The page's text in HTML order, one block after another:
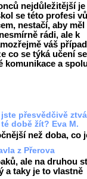
nejdůležitější
se této profesi
nestačí, aby měl
rádi, ale k
váš
co se týká učení
komunikace a
přesvědčivě
době žít? Eva M.
než doba, co
z Přerova
ale na druhou
a taky je to vlastně